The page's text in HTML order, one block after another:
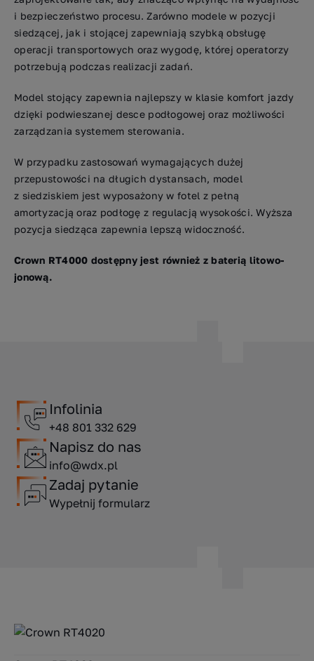
i bezpieczeństwo procesu. Zarówno modele w pozycji
siedzącej, jak i stojącej zapewniają szybką obsługę
operacji transportowych oraz wygodę, której operatorzy
potrzebują podczas realizacji zadań.
Model stojący zapewnia najlepszy w klasie komfort jazdy
dzięki podwieszanej desce podłogowej oraz możliwości
zarządzania systemem sterowania.
W przypadku zastosowań wymagających dużej
przepustowości na długich dystansach, model
z siedziskiem jest wyposażony w fotel z pełną
amortyzacją oraz podłogę z regulacją wysokości. Wyższa
pozycja siedząca zapewnia lepszą widoczność.
Crown RT4000 dostępny jest również z baterią litowo-
jonową.
Infolinia
+48 801 332 629
Napisz do nas
info@wdx.pl
Zadaj pytanie
Wypełnij formularz